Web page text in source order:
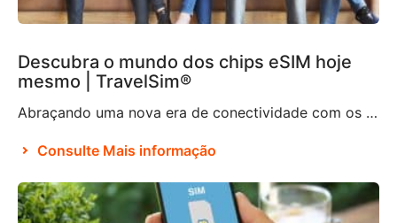
Descubra o mundo dos chips eSIM hoje
mesmo | TravelSim®
Abraçando uma nova era de conectividade com os chips eSIM De acordo com Brian X. Chen, redator-chefe de tecnologia de consumo do The New York Times, não demorará muito para que “o chip físico não exista mais“. Aparentemente, isso se deve à decisão da Apple de eliminar a bandeja de chip do iPhone 14, tornando-o […]
Consulte Mais informação